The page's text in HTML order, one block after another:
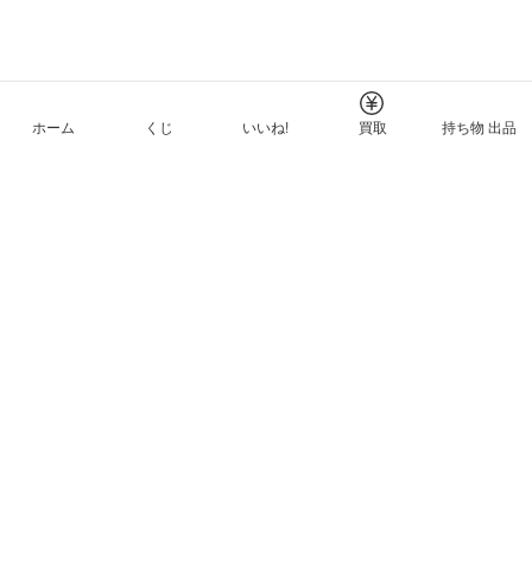
ホーム くじ いいね! 買取 持ち物 出品